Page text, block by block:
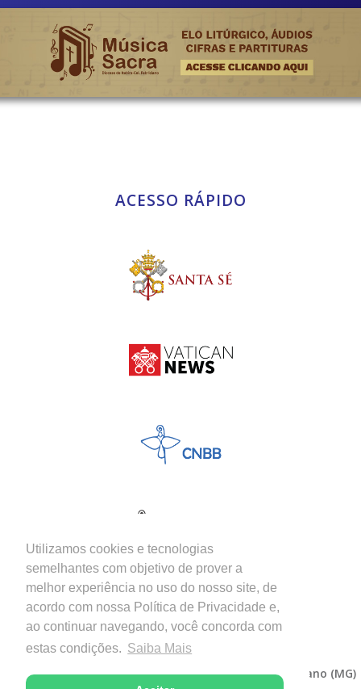
Utilizamos cookies e tecnologias
semelhantes com objetivo de prover a
melhor experiência no uso do nosso site, de
acordo com nossa Política de Privacidade e,
ao continuar navegando, você concorda com
estas condições. Saiba Mais
ACESSO RÁPIDO
Copyright © 2026 - Diocese de Itabira-Coronel Fabriciano (MG)